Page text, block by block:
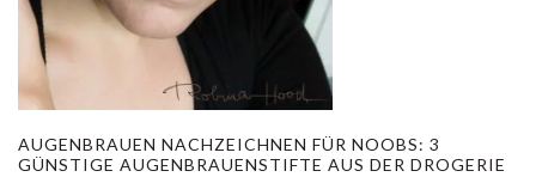
AUGENBRAUEN NACHZEICHNEN FÜR NOOBS: 3
GÜNSTIGE AUGENBRAUENSTIFTE AUS DER DROGERIE